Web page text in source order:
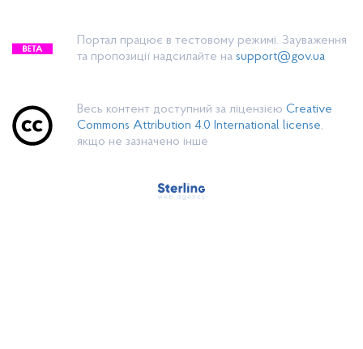
Портал працює в тестовому режимі. Зауваження
та пропозиції надсилайте на support@gov.ua
Весь контент доступний за ліцензією Creative
Commons Attribution 4.0 International license,
якщо не зазначено інше